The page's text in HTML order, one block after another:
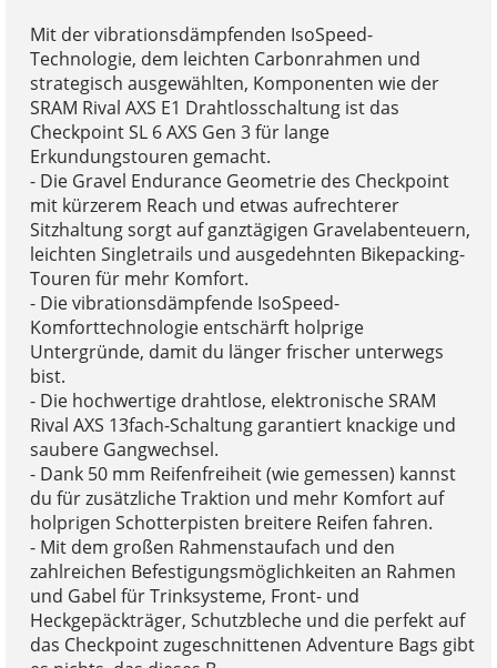
Mit der vibrationsdämpfenden IsoSpeed-
Technologie, dem leichten Carbonrahmen und
strategisch ausgewählten, Komponenten wie der
SRAM Rival AXS E1 Drahtlosschaltung ist das
Checkpoint SL 6 AXS Gen 3 für lange
Erkundungstouren gemacht.
- Die Gravel Endurance Geometrie des Checkpoint
mit kürzerem Reach und etwas aufrechterer
Sitzhaltung sorgt auf ganztägigen Gravelabenteuern,
leichten Singletrails und ausgedehnten Bikepacking-
Touren für mehr Komfort.
- Die vibrationsdämpfende IsoSpeed-
Komforttechnologie entschärft holprige
Untergründe, damit du länger frischer unterwegs
bist.
- Die hochwertige drahtlose, elektronische SRAM
Rival AXS 13fach-Schaltung garantiert knackige und
saubere Gangwechsel.
- Dank 50 mm Reifenfreiheit (wie gemessen) kannst
du für zusätzliche Traktion und mehr Komfort auf
holprigen Schotterpisten breitere Reifen fahren.
- Mit dem großen Rahmenstaufach und den
zahlreichen Befestigungsmöglichkeiten an Rahmen
und Gabel für Trinksysteme, Front- und
Heckgepäckträger, Schutzbleche und die perfekt auf
das Checkpoint zugeschnittenen Adventure Bags gibt